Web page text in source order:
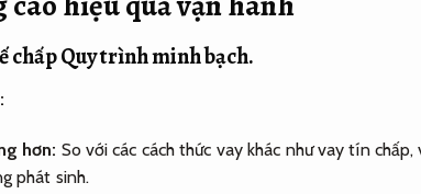
chấpQuy trình minh bạch.
hơn: So với các cách thức vay khác như vay tín
phát sinh.